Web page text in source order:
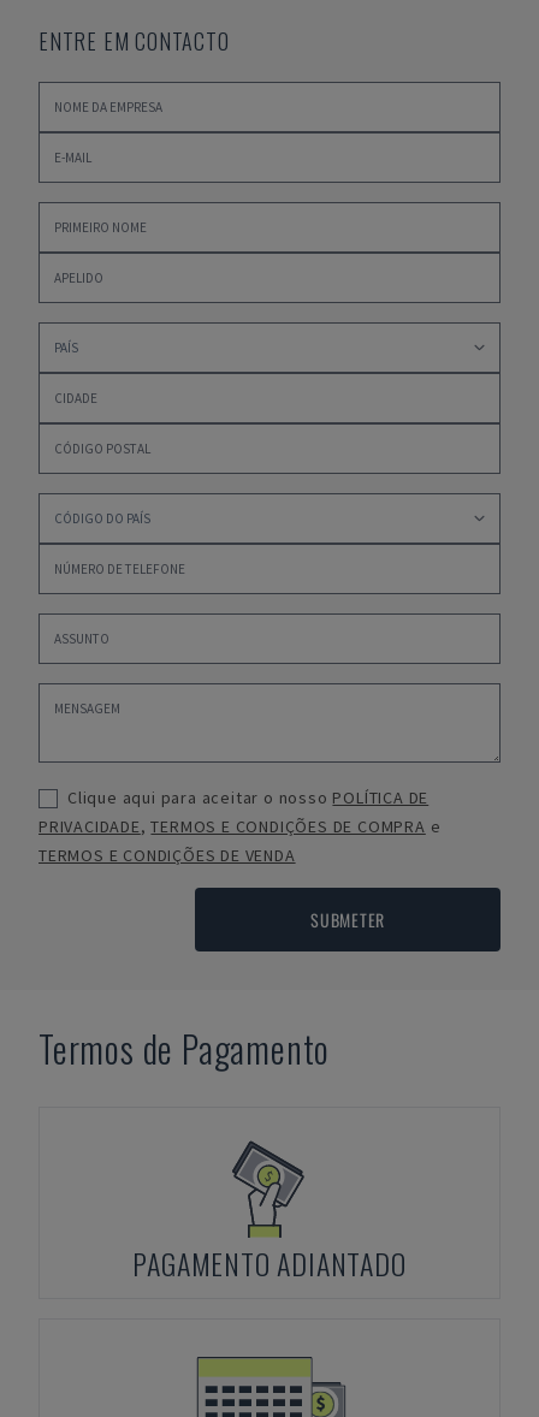
ENTRE EM CONTACTO
Clique aqui para aceitar o nosso POLÍTICA DE
PRIVACIDADE,TERMOS E CONDIÇÕES DE COMPRA e
TERMOS E CONDIÇÕES DE VENDA
SUBMETER
Termos de Pagamento
PAGAMENTO ADIANTADO